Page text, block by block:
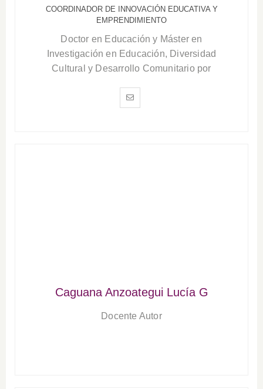
COORDINADOR DE INNOVACIÓN EDUCATIVA Y
EMPRENDIMIENTO
Doctor en Educación y Máster en
Investigación en Educación, Diversidad
Cultural y Desarrollo Comunitario por
Caguana Anzoategui Lucía G
Docente Autor